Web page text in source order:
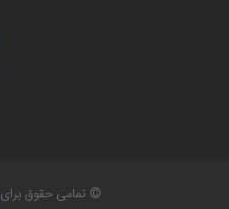
© تمامی حقوق برای